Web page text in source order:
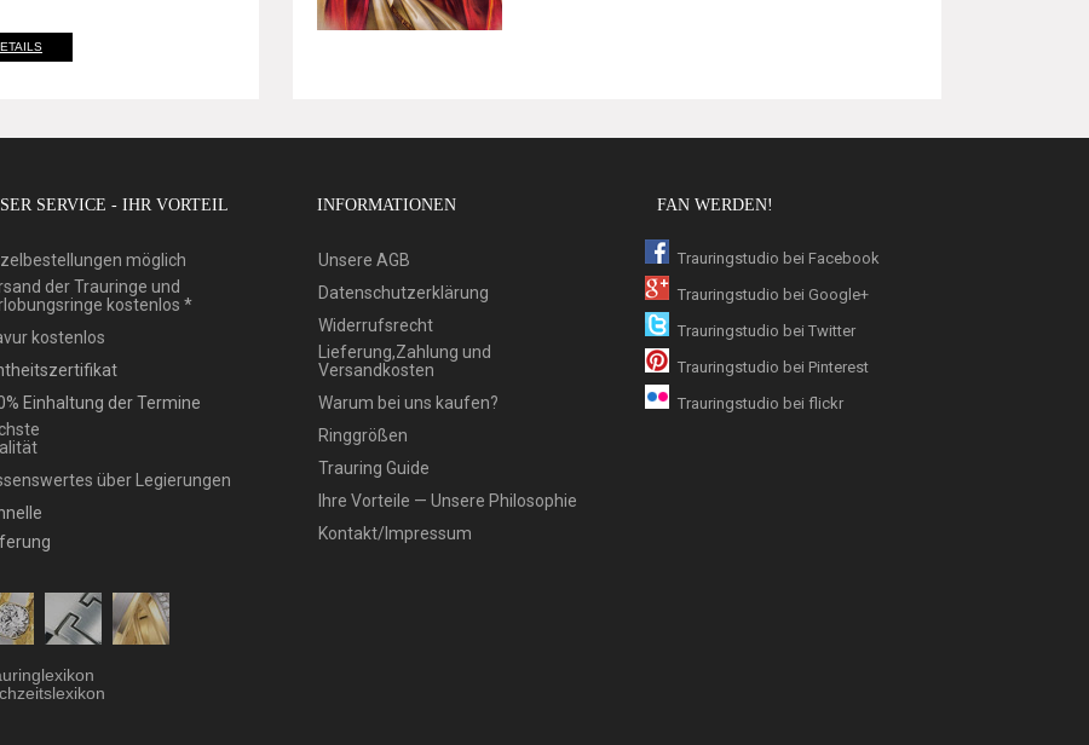
SERVICE - IHR VORTEIL
möglich
der Trauringe und
kostenlos *
kostenlos
Einhaltung der Termine
über Legierungen
INFORMATIONEN
Unsere AGB
Datenschutzerklärung
Widerrufsrecht
Lieferung,Zahlung und
Versandkosten
Warum bei uns kaufen?
Ringgrößen
Trauring Guide
Ihre Vorteile — Unsere Philosophie
Kontakt/Impressum
FAN WERDEN!
Trauringstudio bei Facebook
Trauringstudio bei Google+
Trauringstudio bei Twitter
Trauringstudio bei Pinterest
Trauringstudio bei flickr